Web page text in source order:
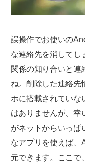
誤操作でお使いの
な連絡先を消してし
関係の知り合いと連
ね。削除した連絡先
ホに搭載されていな
はありませんが、幸
がネットからいっぱ
なアプリを使えば、
元できます。ここで